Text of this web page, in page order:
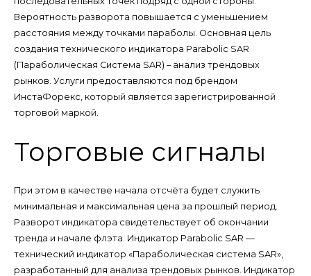
Вероятность разворота повышается с уменьшением
расстояния между точками параболы. Основная цель
создания технического индикатора Parabolic SAR
(Параболическая Система SAR) – анализ трендовых
рынков. Услуги предоставляются под брендом
ИнстаФорекс, который является зарегистрированной
торговой маркой.
Торговые сигналы
При этом в качестве начала отсчёта будет служить
минимальная и максимальная цена за прошлый период.
Разворот индикатора свидетельствует об окончании
тренда и начале флэта. Индикатор Parabolic SAR —
технический индикатор «Параболическая система SAR»,
разработанный для анализа трендовых рынков. Индикатор